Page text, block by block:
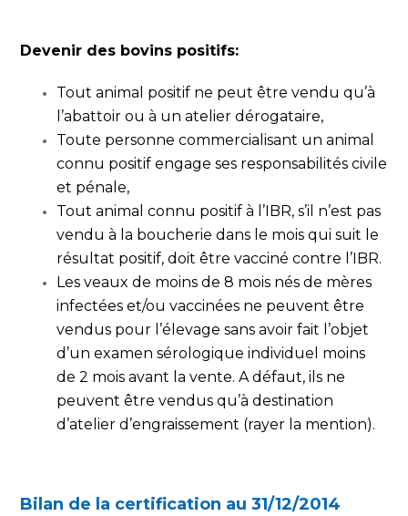
Devenir des bovins positifs:
Tout animal positif ne peut être vendu qu’à
l’abattoir ou à un atelier dérogataire,
Toute personne commercialisant un animal
connu positif engage ses responsabilités civile
et pénale,
Tout animal connu positif à l’IBR, s’il n’est pas
vendu à la boucherie dans le mois qui suit le
résultat positif, doit être vacciné contre l’IBR.
Les veaux de moins de 8 mois nés de mères
infectées et/ou vaccinées ne peuvent être
vendus pour l’élevage sans avoir fait l’objet
d’un examen sérologique individuel moins
de 2 mois avant la vente. A défaut, ils ne
peuvent être vendus qu’à destination
d’atelier d’engraissement (rayer la mention).
Bilan de la certification au 31/12/2014